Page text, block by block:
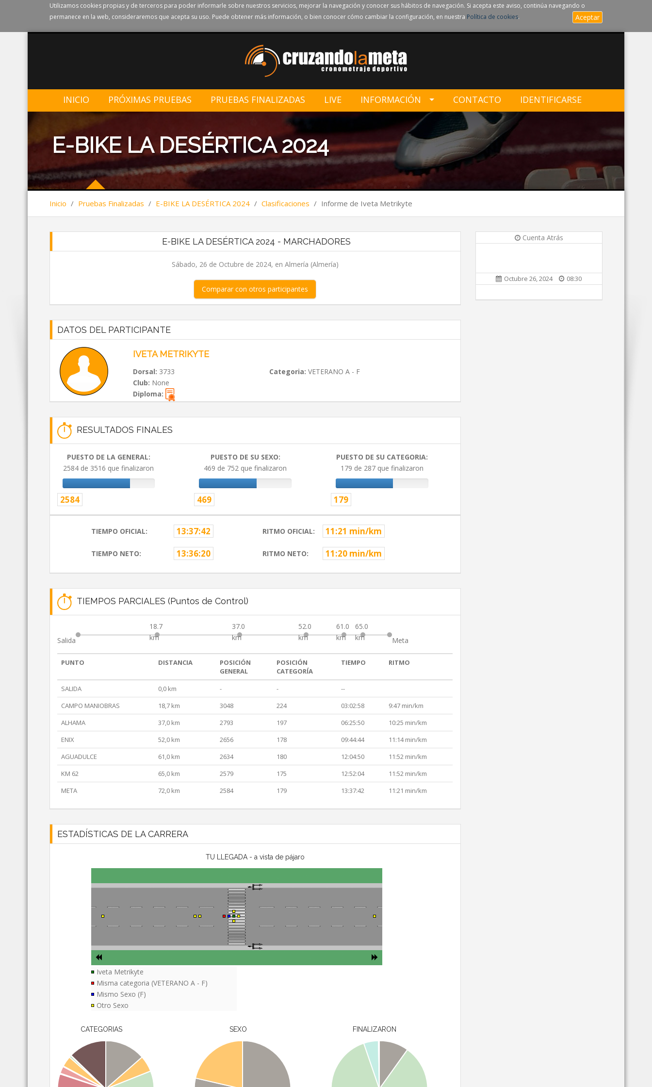
Utilizamos cookies propias y de terceros para poder informarle sobre nuestros servicios, mejorar la navegación y conocer sus hábitos de navegación. Si acepta este aviso, continúa navegando o
permanece en la web, consideraremos que acepta su uso. Puede obtener más información, o bien conocer cómo cambiar la configuración, en nuestra Política de cookies. Aceptar
INICIO PRÓXIMAS PRUEBAS PRUEBAS FINALIZADAS LIVE INFORMACIÓN CONTACTO IDENTIFICARSE
E-BIKE LA DESÉRTICA 2024
Inicio / Pruebas Finalizadas / E-BIKE LA DESÉRTICA 2024 / Clasificaciones / Informe de Iveta Metrikyte
E-BIKE LA DESÉRTICA 2024 - MARCHADORES
Sábado, 26 de Octubre de 2024, en Almería (Almería)
Comparar con otros participantes
DATOS DEL PARTICIPANTE
IVETA METRIKYTE
Dorsal: 3733 Categoria: VETERANO A - F
Club: None
Diploma:
RESULTADOS FINALES
PUESTO DE LA GENERAL:
2584 de 3516 que finalizaron
2584
PUESTO DE SU SEXO:
469 de 752 que finalizaron
469
PUESTO DE SU CATEGORIA:
179 de 287 que finalizaron
179
TIEMPO OFICIAL: 13:37:42 RITMO OFICIAL: 11:21 min/km
TIEMPO NETO: 13:36:20 RITMO NETO: 11:20 min/km
TIEMPOS PARCIALES (Puntos de Control)
Salida
18.7
km
37.0
km
52.0
km
61.0
km
65.0
km
Meta
PUNTO DISTANCIA
POSICIÓN
GENERAL
POSICIÓN
CATEGORÍA
TIEMPO RITMO
SALIDA 0,0 km - -
--
CAMPO MANIOBRAS
18,7 km 3048 224 03:02:58
9:47 min/km
ALHAMA
37,0 km 2793 197 06:25:50
10:25 min/km
ENIX
52,0 km 2656 178 09:44:44
11:14 min/km
AGUADULCE
61,0 km 2634 180 12:04:50
11:52 min/km
KM 62
65,0 km 2579 175 12:52:04
11:52 min/km
META
72,0 km 2584 179 13:37:42 11:21 min/km
ESTADÍSTICAS DE LA CARRERA
TU LLEGADA - a vista de pájaro
Iveta Metrikyte
Misma categoria (VETERANO A - F)
Mismo Sexo (F)
Otro Sexo
CATEGORIAS SEXO FINALIZARON
Cuenta Atrás
Octubre 26, 2024 08:30